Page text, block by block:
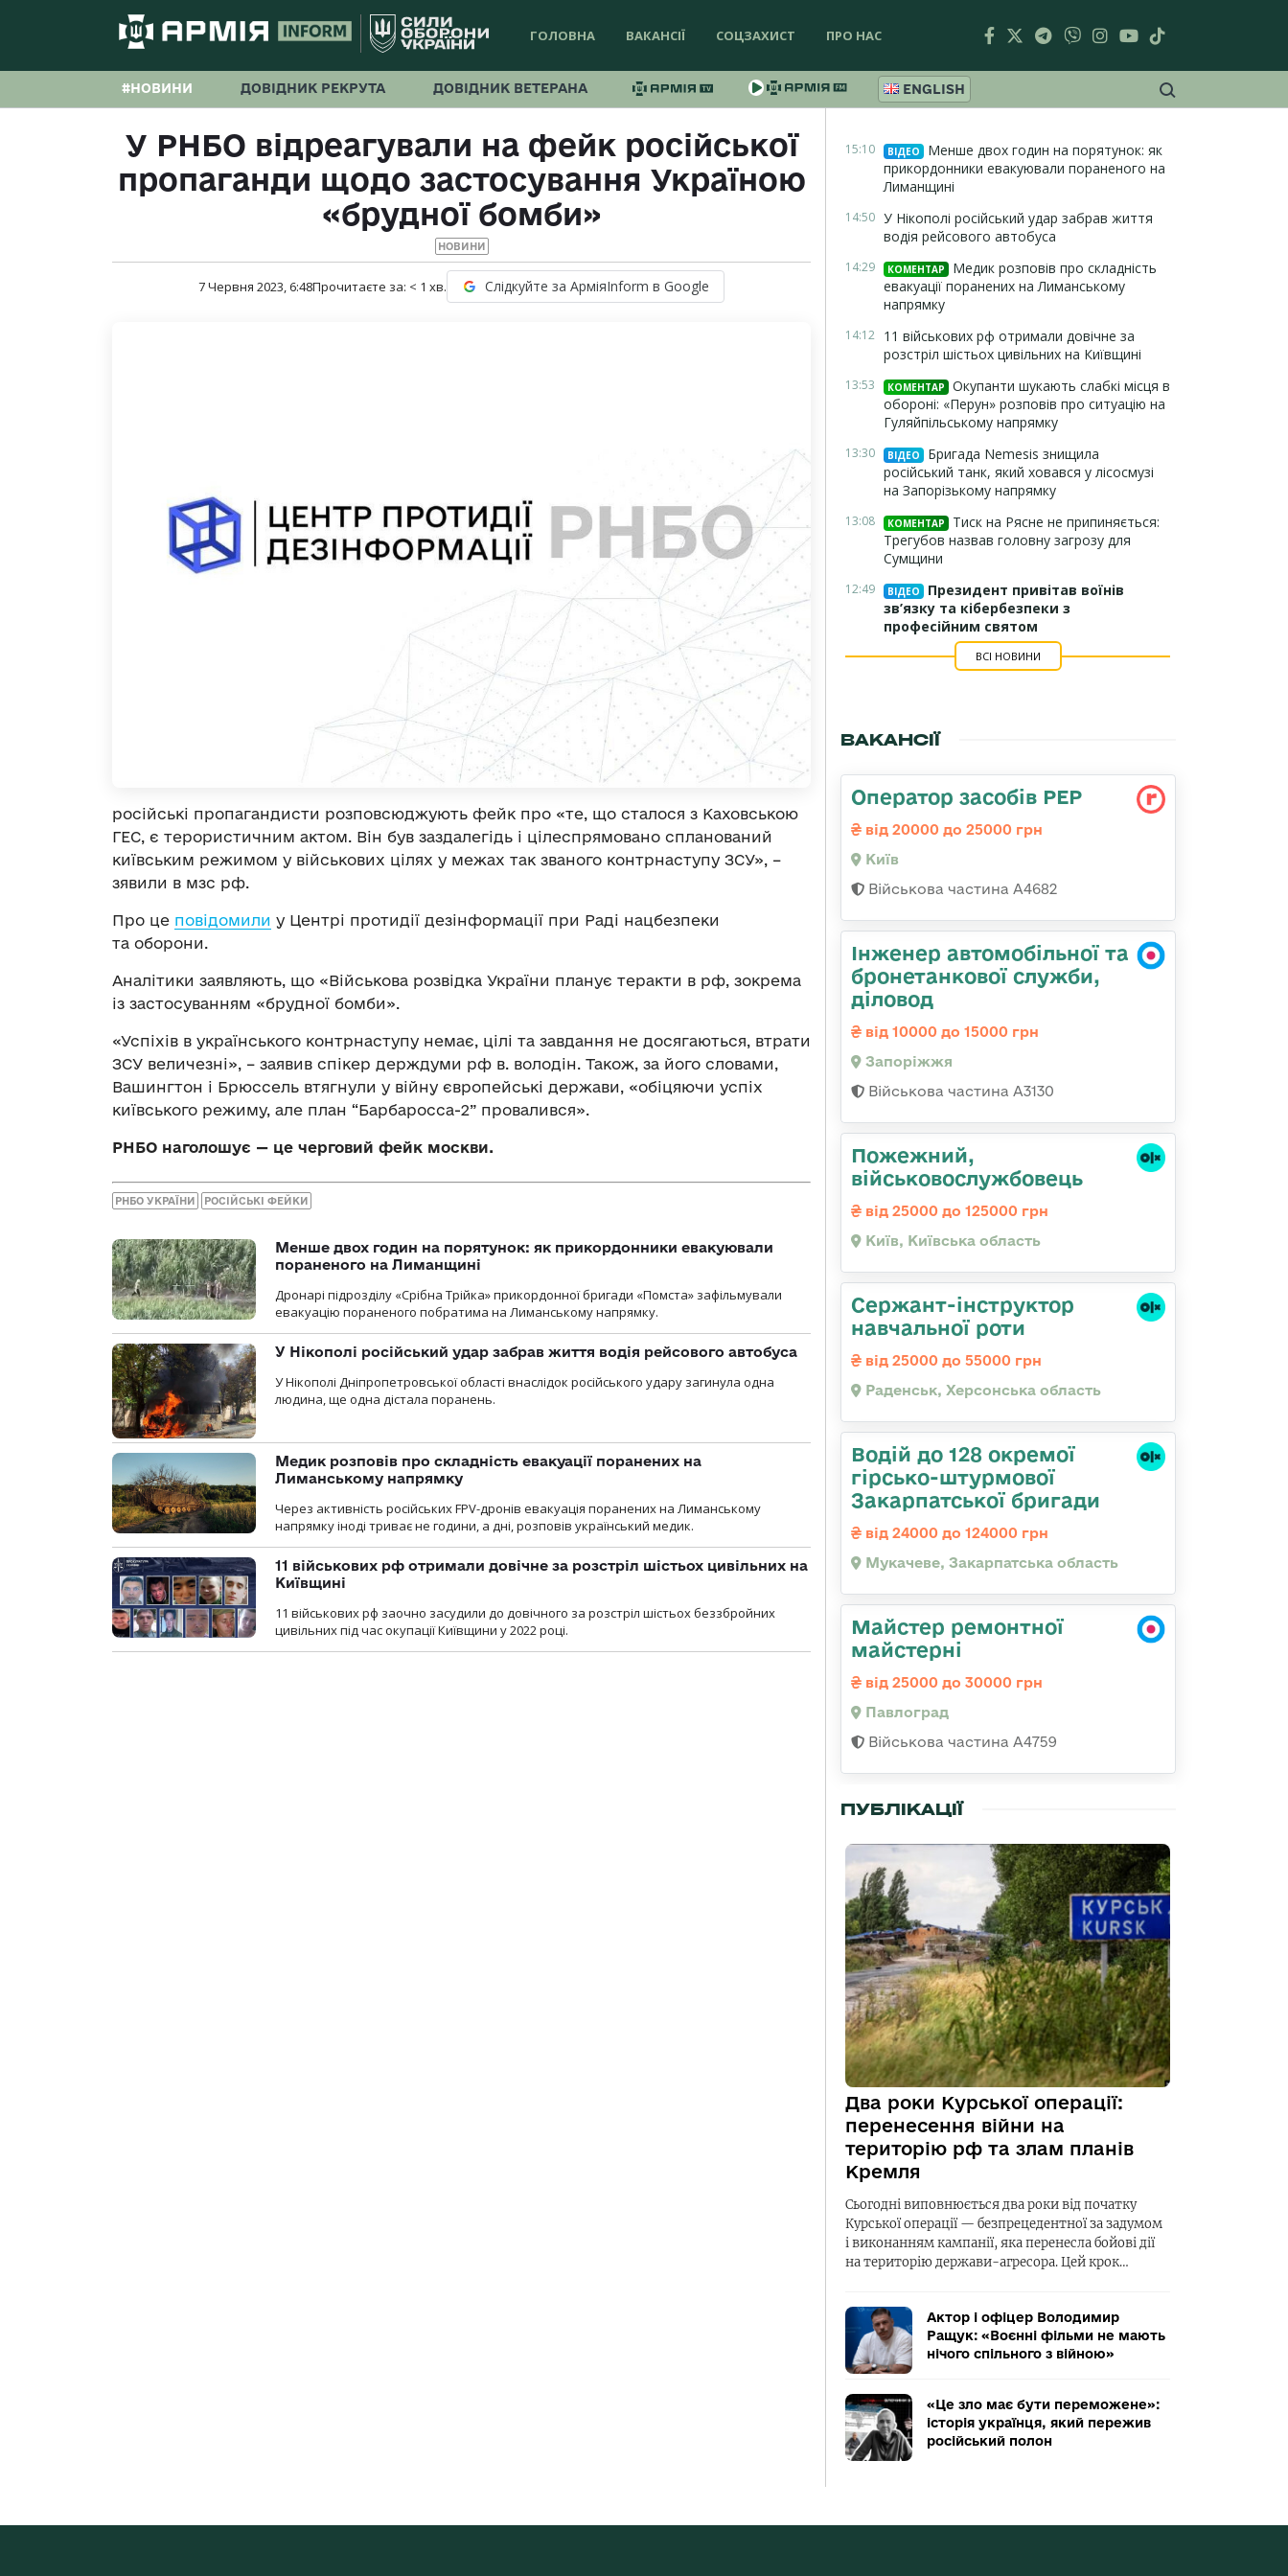
ГОЛОВНА ВАКАНСІЇ СОЦЗАХИСТ ПРО НАС
#НОВИНИ ДОВІДНИК РЕКРУТА ДОВІДНИК ВЕТЕРАНА ENGLISH
У РНБО відреагували на фейк російської
пропаганди щодо застосування Україною
«брудної бомби»
НОВИНИ
7 Червня 2023, 6:48Прочитаєте за: < 1 хв. Слідкуйте за АрміяInform в Google
російські пропагандисти розповсюджують фейк про «те, що сталося з Каховською
ГЕС, є терористичним актом. Він був заздалегідь і цілеспрямовано спланований
київським режимом у військових цілях у межах так званого контрнаступу ЗСУ», –
зявили в мзс рф.
Про це повідомили у Центрі протидії дезінформації при Раді нацбезпеки
та оборони.
Аналітики заявляють, що «Військова розвідка України планує теракти в рф, зокрема
із застосуванням «брудної бомби».
«Успіхів в українського контрнаступу немає, цілі та завдання не досягаються, втрати
ЗСУ величезні», – заявив спікер держдуми рф в. володін. Також, за його словами,
Вашингтон і Брюссель втягнули у війну європейські держави, «обіцяючи успіх
київського режиму, але план “Барбаросса-2” провалився».
РНБО наголошує — це черговий фейк москви.
РНБО УКРАЇНИ РОСІЙСЬКІ ФЕЙКИ
Менше двох годин на порятунок: як прикордонники евакуювали
пораненого на Лиманщині
Дронарі підрозділу «Срібна Трійка» прикордонної бригади «Помста» зафільмували
евакуацію пораненого побратима на Лиманському напрямку.
У Нікополі російський удар забрав життя водія рейсового автобуса
У Нікополі Дніпропетровської області внаслідок російського удару загинула одна
людина, ще одна дістала поранень.
Медик розповів про складність евакуації поранених на
Лиманському напрямку
Через активність російських FPV-дронів евакуація поранених на Лиманському
напрямку іноді триває не години, а дні, розповів український медик.
11 військових рф отримали довічне за розстріл шістьох цивільних на
Київщині
11 військових рф заочно засудили до довічного за розстріл шістьох беззбройних
цивільних під час окупації Київщини у 2022 році.
15:10 ВІДЕО
Менше двох годин на порятунок: як
прикордонники евакуювали пораненого на
Лиманщині
14:50 У Нікополі російський удар забрав життя
водія рейсового автобуса
14:29 КОМЕНТАР
Медик розповів про складність
евакуації поранених на Лиманському
напрямку
14:12 11 військових рф отримали довічне за
розстріл шістьох цивільних на Київщині
13:53 КОМЕНТАР
Окупанти шукають слабкі місця в
обороні: «Перун» розповів про ситуацію на
Гуляйпільському напрямку
13:30 ВІДЕО
Бригада Nemesis знищила
російський танк, який ховався у лісосмузі
на Запорізькому напрямку
13:08 КОМЕНТАР
Тиск на Рясне не припиняється:
Трегубов назвав головну загрозу для
Сумщини
12:49 ВІДЕО
Президент привітав воїнів
зв’язку та кібербезпеки з
професійним святом
ВСІ НОВИНИ
ВАКАНСІЇ
Оператор засобів РЕР
від 20000 до 25000 грн
Київ
Військова частина А4682
Інженер автомобільної та
бронетанкової служби,
діловод
від 10000 до 15000 грн
Запоріжжя
Військова частина А3130
Пожежний,
військовослужбовець
від 25000 до 125000 грн
Київ, Київська область
Сержант-інструктор
навчальної роти
від 25000 до 55000 грн
Раденськ, Херсонська область
Водій до 128 окремої
гірсько-штурмової
Закарпатської бригади
від 24000 до 124000 грн
Мукачеве, Закарпатська область
Майстер ремонтної
майстерні
від 25000 до 30000 грн
Павлоград
Військова частина А4759
ПУБЛІКАЦІЇ
Два роки Курської операції:
перенесення війни на
територію рф та злам планів
Кремля
Сьогодні виповнюється два роки від початку
Курської операції — безпрецедентної за задумом
і виконанням кампанії, яка перенесла бойові дії
на територію держави-агресора. Цей крок…
Актор і офіцер Володимир
Ращук: «Воєнні фільми не мають
нічого спільного з війною»
«Це зло має бути переможене»:
історія українця, який пережив
російський полон